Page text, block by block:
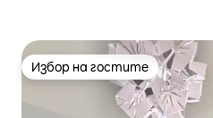
Избор на гостите
Избор на гостите